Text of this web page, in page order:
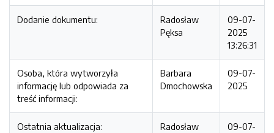
Dodanie dokumentu:
Radosław
Pęksa
09-07-
2025
13:26:31
Osoba, która wytworzyła
informację lub odpowiada za
treść informacji:
Barbara
Dmochowska
09-07-
2025
Ostatnia aktualizacja:
Radosław
09-07-